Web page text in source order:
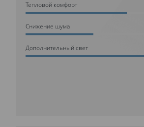
Тепловой комфорт
Cнижение шума
Дополнительный свет